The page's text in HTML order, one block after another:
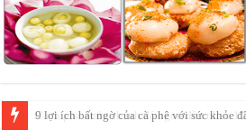
Cách pha nước chanh đá ngon đều nhau